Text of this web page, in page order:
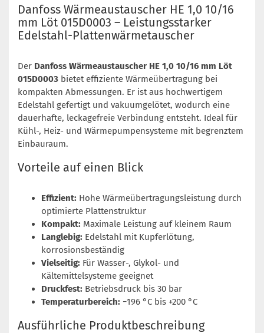
Danfoss Wärmeaustauscher HE 1,0 10/16
mm Löt 015D0003 – Leistungsstarker
Edelstahl-Plattenwärmetauscher
Der Danfoss Wärmeaustauscher HE 1,0 10/16 mm Löt
015D0003 bietet effiziente Wärmeübertragung bei
kompakten Abmessungen. Er ist aus hochwertigem
Edelstahl gefertigt und vakuumgelötet, wodurch eine
dauerhafte, leckagefreie Verbindung entsteht. Ideal für
Kühl-, Heiz- und Wärmepumpensysteme mit begrenztem
Einbauraum.
Vorteile auf einen Blick
Effizient: Hohe Wärmeübertragungsleistung durch
optimierte Plattenstruktur
Kompakt: Maximale Leistung auf kleinem Raum
Langlebig: Edelstahl mit Kupferlötung,
korrosionsbeständig
Vielseitig: Für Wasser-, Glykol- und
Kältemittelsysteme geeignet
Druckfest: Betriebsdruck bis 30 bar
Temperaturbereich: −196 °C bis +200 °C
Ausführliche Produktbeschreibung